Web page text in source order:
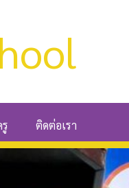
ติดต่อเรา